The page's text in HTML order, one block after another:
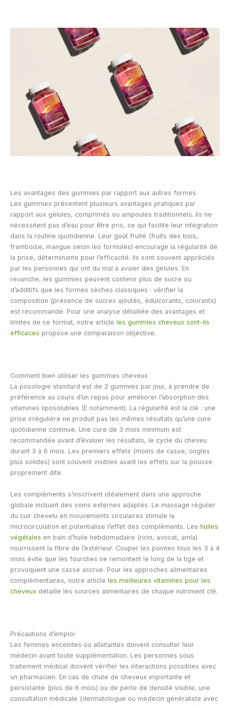
Les avantages des gummies par rapport aux autres formes
Les gummies présentent plusieurs avantages pratiques par
rapport aux gélules, comprimés ou ampoules traditionnels. Ils ne
nécessitent pas d’eau pour être pris, ce qui facilite leur intégration
dans la routine quotidienne. Leur goût fruité (fruits des bois,
framboise, mangue selon les formules) encourage la régularité de
la prise, déterminante pour l’efficacité. Ils sont souvent appréciés
par les personnes qui ont du mal à avaler des gélules. En
revanche, les gummies peuvent contenir plus de sucre ou
d’additifs que les formes sèches classiques : vérifier la
composition (présence de sucres ajoutés, édulcorants, colorants)
est recommandé. Pour une analyse détaillée des avantages et
limites de ce format, notre article les gummies cheveux sont-ils
efficaces propose une comparaison objective.
Comment bien utiliser les gummies cheveux
La posologie standard est de 2 gummies par jour, à prendre de
préférence au cours d’un repas pour améliorer l’absorption des
vitamines liposolubles (E notamment). La régularité est la clé : une
prise irrégulière ne produit pas les mêmes résultats qu’une cure
quotidienne continue. Une cure de 3 mois minimum est
recommandée avant d’évaluer les résultats, le cycle du cheveu
durant 3 à 6 mois. Les premiers effets (moins de casse, ongles
plus solides) sont souvent visibles avant les effets sur la pousse
proprement dite.
Les compléments s’inscrivent idéalement dans une approche
globale incluant des soins externes adaptés. Le massage régulier
du cuir chevelu en mouvements circulaires stimule la
microcirculation et potentialise l’effet des compléments. Les huiles
végétales en bain d’huile hebdomadaire (ricin, avocat, amla)
nourrissent la fibre de l’extérieur. Couper les pointes tous les 3 à 4
mois évite que les fourches ne remontent le long de la tige et
provoquent une casse accrue. Pour les approches alimentaires
complémentaires, notre article les meilleures vitamines pour les
cheveux détaille les sources alimentaires de chaque nutriment clé.
Précautions d’emploi
Les femmes enceintes ou allaitantes doivent consulter leur
médecin avant toute supplémentation. Les personnes sous
traitement médical doivent vérifier les interactions possibles avec
un pharmacien. En cas de chute de cheveux importante et
persistante (plus de 6 mois) ou de perte de densité visible, une
consultation médicale (dermatologue ou médecin généraliste avec